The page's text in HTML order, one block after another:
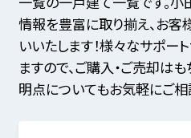
情報を豊富に取り揃え、お
いいたします！様々なサポー
ますので、ご購入・ご売却は
明点についてもお気軽にご相